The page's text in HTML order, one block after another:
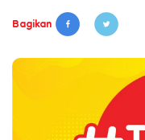
Bagikan